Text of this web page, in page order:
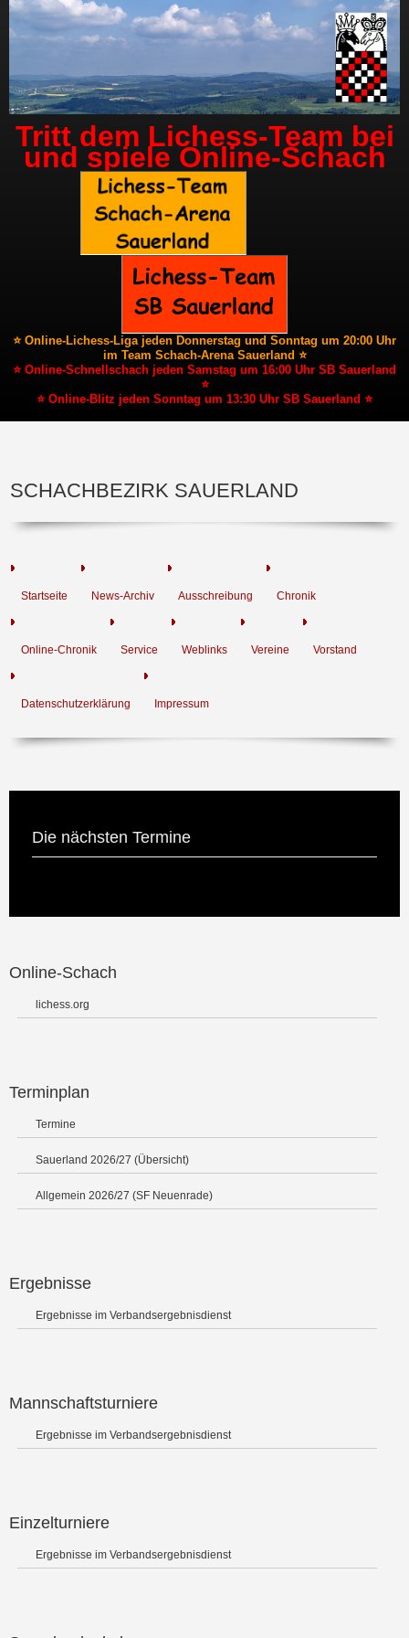
Tritt dem Lichess-Team bei
und spiele Online-Schach
⭐ Online-Lichess-Liga jeden Donnerstag und Sonntag um 20:00 Uhr
im Team Schach-Arena Sauerland ⭐
⭐ Online-Schnellschach jeden Samstag um 16:00 Uhr SB Sauerland
⭐
⭐ Online-Blitz jeden Sonntag um 13:30 Uhr SB Sauerland ⭐
SCHACHBEZIRK SAUERLAND
Startseite News-Archiv Ausschreibung Chronik
Online-Chronik Service Weblinks Vereine Vorstand
Datenschutzerklärung Impressum
Die nächsten Termine
Online-Schach
lichess.org
Terminplan
Termine
Sauerland 2026/27 (Übersicht)
Allgemein 2026/27 (SF Neuenrade)
Ergebnisse
Ergebnisse im Verbandsergebnisdienst
Mannschaftsturniere
Ergebnisse im Verbandsergebnisdienst
Einzelturniere
Ergebnisse im Verbandsergebnisdienst